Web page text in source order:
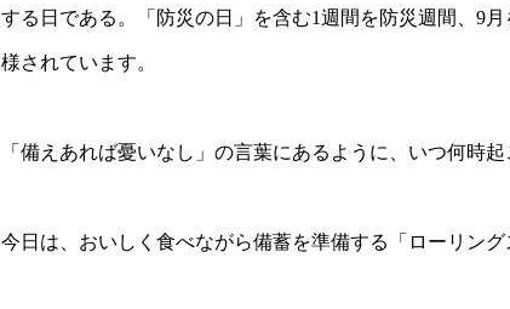
する日である。「防災の日」を含む1週間を防災週間、9
様されています。
「備えあれば憂いなし」の言葉にあるように、いつ何時
今日は、おいしく食べながら備蓄を準備する「ローリング